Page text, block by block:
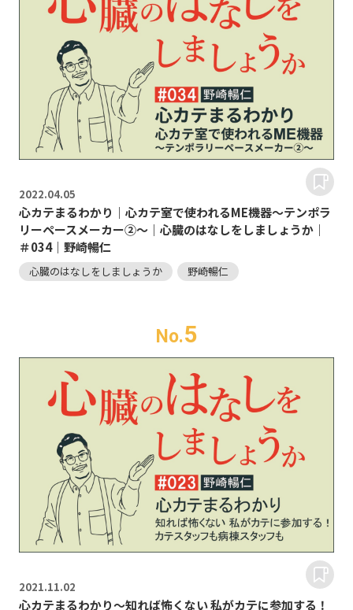
2022.04.05
心カテまるわかり｜心カテ室で使われるME機器～テンポラ
リーペースメーカー②～｜心臓のはなしをしましょうか｜
＃034｜野崎暢仁
心臓のはなしをしましょうか 野崎暢仁
No.5
2021.11.02
心カテまるわかり～知れば怖くない 私がカテに参加する！